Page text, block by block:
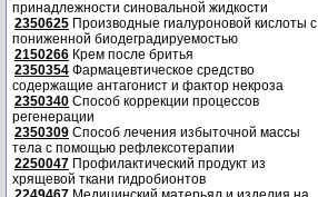
принадлежности синовальной жидкости
2350625 Производные гиалуроновой кислоты с
пониженной биодеградируемостью
2150266 Крем после бритья
2350354 Фармацевтическое средство
содержащие антагонист и фактор некроза
2350340 Способ коррекции процессов
регенерации
2350309 Способ лечения избыточной массы
тела с помощью рефлексотерапии
2250047 Профилактический продукт из
хрящевой ткани гидробионтов